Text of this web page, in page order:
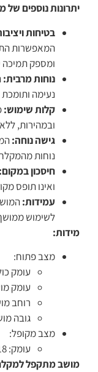
יתרונות נוספים
בטיחות
המאפשרות
ומספק תמיכה
נוחות מרבית:
נעימה
קלות שימוש:
ובמהירות,
גישה נוחה:
נוחות
חיסכון במקום:
ואינו תופס
עמידות:
לשימוש
מידות:
מצב פתוח:
עומק כולל:
עומק מושב:
רוחב מושב:
גובה מושב:
מצב מקופל:
עומק: 18 ס"מ
מושב מתקפל